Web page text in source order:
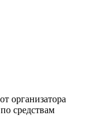
организатора
средствам